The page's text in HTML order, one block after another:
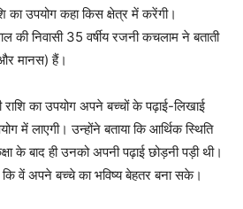
का उपयोग कहा किस क्षेत्र में करेंगी।
की निवासी 35 वर्षीय रजनी कचलाम ने बताती
मानस) हैं।
का उपयोग अपने बच्चों के पढ़ाई-लिखाई
में लाएगी। उन्होंने बताया कि आर्थिक स्थिति
के बाद ही उनको अपनी पढ़ाई छोड़नी पड़ी थी।
है कि वें अपने बच्चे का भविष्य बेहतर बना सके।